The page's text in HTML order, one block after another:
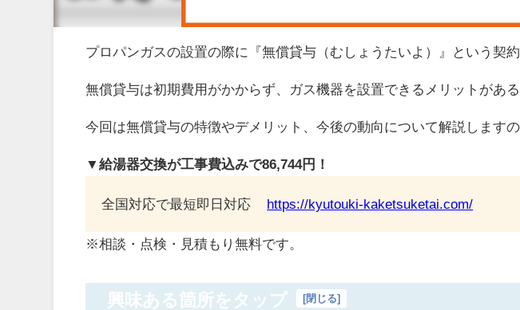
プロパンガスの設置の際に『無償貸与（むしょうたいよ）』という契
無償貸与は初期費用がかからず、ガス機器を設置できるメリットがあ
今回は無償貸与の特徴やデメリット、今後の動向について解説します
▼給湯器交換が工事費込みで86,744円！
全国対応で最短即日対応 https://kyutouki-kaketsuketai.com/
※相談・点検・見積もり無料です。
興味ある箇所をタップ [閉じる]